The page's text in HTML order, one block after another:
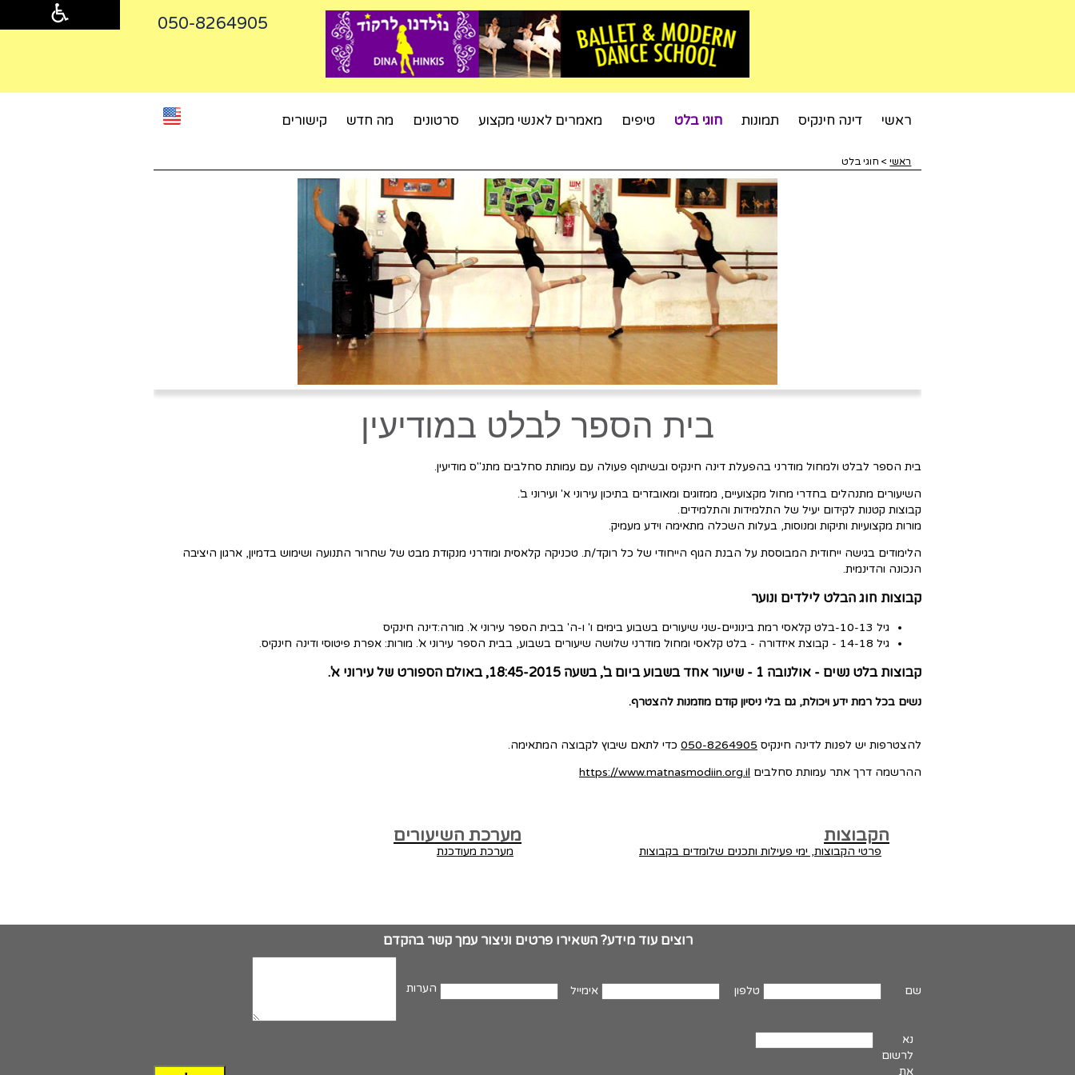
050-8264905‬
ראשי דינה חינקיס תמונות חוגי בלט טיפים מאמרים לאנשי מקצוע סרטונים מה חדש קישורים
ראשי> חוגי בלט
בית הספר לבלט במודיעין
בית הספר לבלט ולמחול מודרני בהפעלת דינה חינקיס ובשיתוף פעולה עם עמותת סחלבים מתנ"ס מודיעין.
השיעורים מתנהלים בחדרי מחול מקצועיים, ממזוגים ומאובזרים בתיכון עירוני א' ועירוני ב'.
קבוצות קטנות לקידום יעיל של התלמידות והתלמידים.
מורות מקצועיות ותיקות ומנוסות, בעלות השכלה מתאימה וידע מעמיק.
הלימודים בגישה ייחודית המבוססת על הבנת הגוף הייחודי של כל רוקד/ת. טכניקה קלאסית ומודרני מנקודת מבט של שחרור התנועה ושימוש בדמיון, ארגון היציבה
הנכונה והדינמית.
קבוצות חוג הבלט לילדים ונוער
גיל 10-13-בלט קלאסי רמת בינוניים-שני שיעורים בשבוע בימים ו' ו-ה' בבית הספר עירוני א'. מורה:דינה חינקיס
גיל 14-18 - קבוצת איזדורה - בלט קלאסי ומחול מודרני שלושה שיעורים בשבוע, בבית הספר עירוני א'. מורות: אפרת פיטוסי ודינה חינקיס.
קבוצות בלט נשים - אולנובה 1 - שיעור אחד בשבוע ביום ב', בשעה 18:45-2015, באולם הספורט של עירוני א'.
נשים בכל רמת ידע ויכולת, גם בלי ניסיון קודם מוזמנות להצטרף.
להצטרפות יש לפנות לדינה חינקיס 050-8264905 כדי לתאם שיבוץ לקבוצה המתאימה.
ההרשמה דרך אתר עמותת סחלבים https://www.matnasmodiin.org.il
הקבוצות
פרטי הקבוצות, ימי פעילות ותכנים שלומדים בקבוצות
מערכת השיעורים
מערכת מעודכנת
רוצים עוד מידע? השאירו פרטים וניצור עמך קשר בהקדם
שם טלפון אימייל הערות
נא
לרשום
את